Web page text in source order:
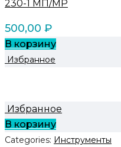
230-1 МП/MP
500,00 ₽
В корзину
Избранное
Избранное
В корзину
Categories: Инструменты